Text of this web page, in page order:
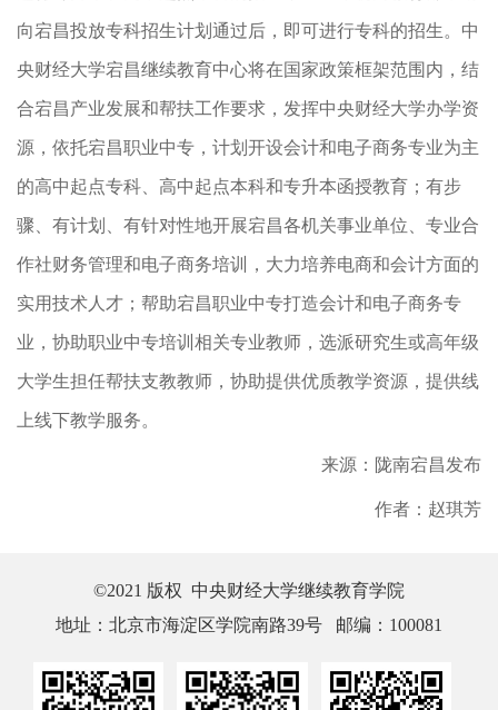
向宕昌投放专科招生计划通过后，即可进行专科的招生。中
央财经大学宕昌继续教育中心将在国家政策框架范围内，结
合宕昌产业发展和帮扶工作要求，发挥中央财经大学办学资
源，依托宕昌职业中专，计划开设会计和电子商务专业为主
的高中起点专科、高中起点本科和专升本函授教育；有步
骤、有计划、有针对性地开展宕昌各机关事业单位、专业合
作社财务管理和电子商务培训，大力培养电商和会计方面的
实用技术人才；帮助宕昌职业中专打造会计和电子商务专
业，协助职业中专培训相关专业教师，选派研究生或高年级
大学生担任帮扶支教教师，协助提供优质教学资源，提供线
上线下教学服务。
来源：陇南宕昌发布
作者：赵琪芳
©2021 版权 中央财经大学继续教育学院
地址：北京市海淀区学院南路39号 邮编：100081